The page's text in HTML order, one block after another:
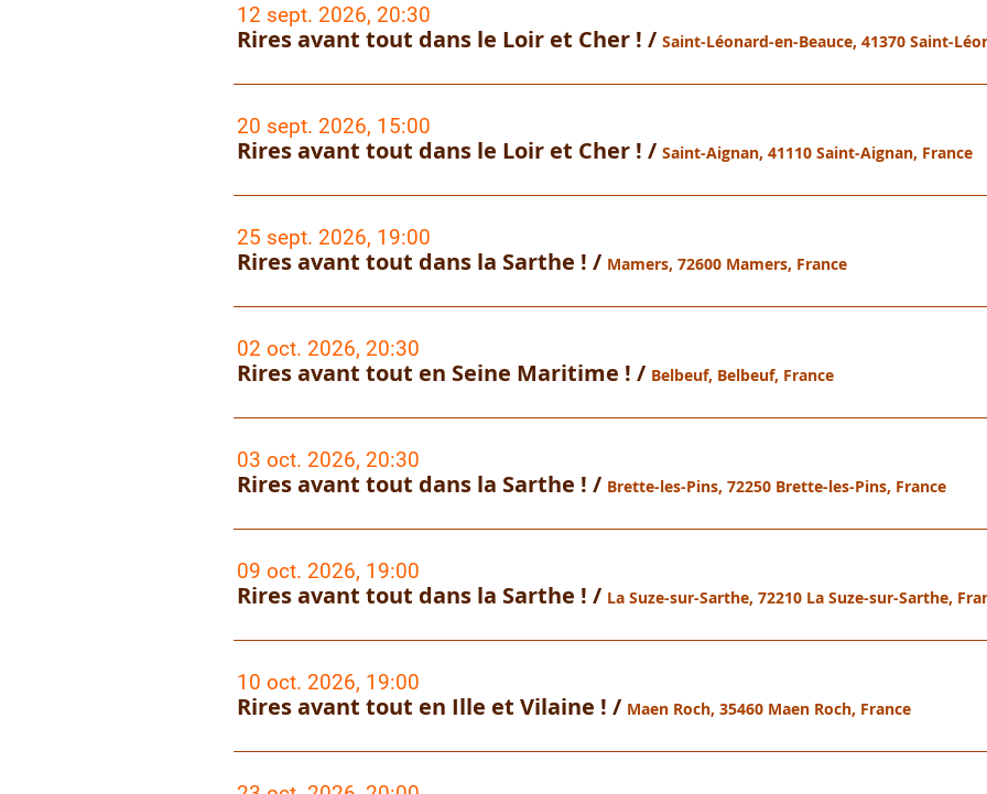
12 sept. 2026, 20:30
Rires avant tout dans le Loir et Cher ! /
20 sept. 2026, 15:00
Rires avant tout dans le Loir et Cher ! / Saint-Aignan, 41110 Saint-Aignan, France
25 sept. 2026, 19:00
Rires avant tout dans la Sarthe ! / Mamers, 72600 Mamers, France
02 oct. 2026, 20:30
Rires avant tout en Seine Maritime ! / Belbeuf, Belbeuf, France
03 oct. 2026, 20:30
Rires avant tout dans la Sarthe ! / Brette-les-Pins, 72250 Brette-les-Pins, France
09 oct. 2026, 19:00
Rires avant tout dans la Sarthe ! / La Suze-sur-Sarthe, 72210 La Suze-sur-Sarthe,
10 oct. 2026, 19:00
Rires avant tout en Ille et Vilaine ! / Maen Roch, 35460 Maen Roch, France